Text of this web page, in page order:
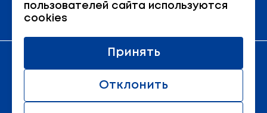
Карта сайта
© 2011 - 2026 Министерство образования Республики
пользователей сайта используются
cookies
Отклонить
Принять